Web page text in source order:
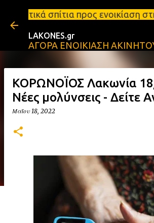
Μετάβαση στο κύριο
ενοικίαση στη Σπάρτη
LAKONES.gr
ΑΓΟΡΑ ΕΝΟΙΚΙΑΣΗ
ΚΟΡΩΝΟΪΟΣ Λακωνία
Νέες μολύνσεις - Δείτε
Μαΐου 18, 2022